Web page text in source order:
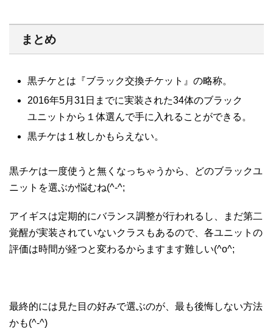
まとめ
黒チケとは『ブラック交換チケット』の略称。
2016年5月31日までに実装された34体のブラック
ユニットから１体選んで手に入れることができる。
黒チケは１枚しかもらえない。
黒チケは一度使うと無くなっちゃうから、どのブラックユ
ニットを選ぶか悩むね(^-^;
アイギスは定期的にバランス調整が行われるし、まだ第二
覚醒が実装されていないクラスもあるので、各ユニットの
評価は時間が経つと変わるからますます難しい(^o^;
最終的には見た目の好みで選ぶのが、最も後悔しない方法
かも(^-^)